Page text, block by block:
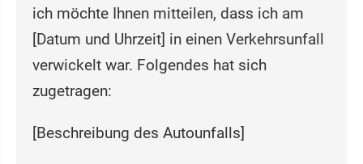
ich möchte Ihnen mitteilen, dass ich am
[Datum und Uhrzeit] in einen Verkehrsunfall
verwickelt war. Folgendes hat sich
zugetragen:
[Beschreibung des Autounfalls]